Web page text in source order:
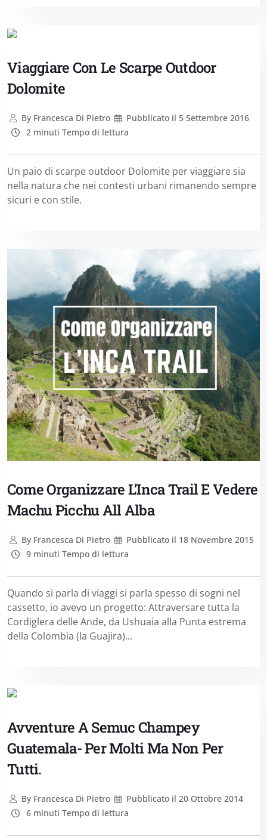
Viaggiare Con Le Scarpe Outdoor
Dolomite
ByFrancesca Di Pietro Pubblicato il 5 Settembre 2016
2 minuti Tempo di lettura
Un paio di scarpe outdoor Dolomite per viaggiare sia
nella natura che nei contesti urbani rimanendo sempre
sicuri e con stile.
Come Organizzare L’Inca Trail E Vedere
Machu Picchu All Alba
ByFrancesca Di Pietro Pubblicato il 18 Novembre 2015
9 minuti Tempo di lettura
Quando si parla di viaggi si parla spesso di sogni nel
cassetto, io avevo un progetto: Attraversare tutta la
Cordiglera delle Ande, da Ushuaia alla Punta estrema
della Colombia (la Guajira)...
Avventure A Semuc Champey
Guatemala- Per Molti Ma Non Per
Tutti.
ByFrancesca Di Pietro Pubblicato il 20 Ottobre 2014
6 minuti Tempo di lettura